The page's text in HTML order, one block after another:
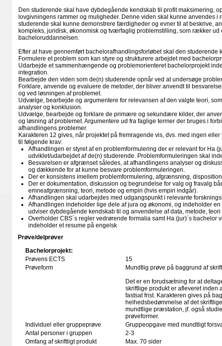
Den studerende skal have dybdegående kendskab til profit maksimering,
lovgivningens rammer og muligheder. Denne viden skal kunne anvendes i
studerende skal kunne demonstrere færdigheder og evner til at beskrive,
kompleks, juridisk, økonomisk og tværfaglig problemstilling, som rækker ud
bacheloruddannelsen.
Efter at have gennemført bachelorafhandlingsforløbet skal den studerende
Formulere et problem som kan styre og strukturere arbejdet med
Udarbejde et sammenhængende og problemorienteret bachelorprojekt
integration.
Bearbejde den viden som de(n) studerende opnår ved at undersøge
Forklare, anvende og evaluere de metoder, der bliver anvendt til
og ved løsningen af problemet.
Udvælge, bearbejde og argumentere for relevansen af den valgte teori,
analyser og konklusion.
Udvælge, bearbejde og forklare de primære og sekundære kilder, der
og løsning af problemet. Argumentere ud fra faglige termer der bruges i
afhandlingens problemer.
Karakteren 12 gives, når projektet på fremragende vis, dvs. med ingen
til følgende krav:
Afhandlingen er styret af en problemformulering der er relevant for Ha
udviklet/udarbejdet af de(n) studerende. Problemformuleringen skal
Besvarelsen er afgrænset således, at afhandlingens analyser og
og dækkende for at kunne besvare problemformuleringen.
Der er konsistens imellem problemformulering, afgrænsning,
Der er dokumentation, diskussion og begrundelse for valg og fravalg
emneafgrænsning, teori, metode og empiri (hvis empiri indgår).
Afhandlingen skal udarbejdes med udgangspunkt i relevante
Afhandlingen indeholder lige dele af jura og økonomi, og indeholder
udviser dybdegående kendskab til og anvendelse af data, metode, teori
Overholder CBS´s regler vedrørende formalia samt Ha (jur)´s bachelor
indeholder et resume på engelsk
Prøve/delprøver
Bachelorprojekt:
Prøvens ECTS
15
Prøveform
Mundtlig prøve på baggrund af
Det er en forudsætning for at
skriftlige produkt er afleveret inden
fastsat frist. Karakteren gives på
helhedsbedømmelse af det
mundtlige præstation, jf. også
prøveformer.
Individuel eller gruppeprøve
Gruppeopgave med mundtligt
Antal personer i gruppen
2-3
Omfang af skriftligt produkt
Max. 70 sider